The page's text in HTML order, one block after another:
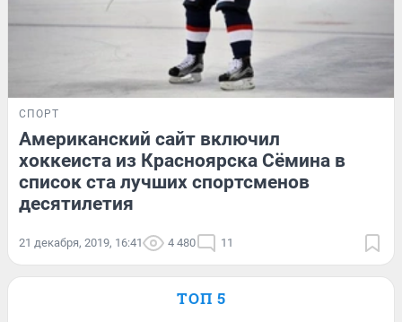
СПОРТ
Американский сайт включил
хоккеиста из Красноярска Сёмина в
список ста лучших спортсменов
десятилетия
21 декабря, 2019, 16:41 4 480 11
ТОП 5